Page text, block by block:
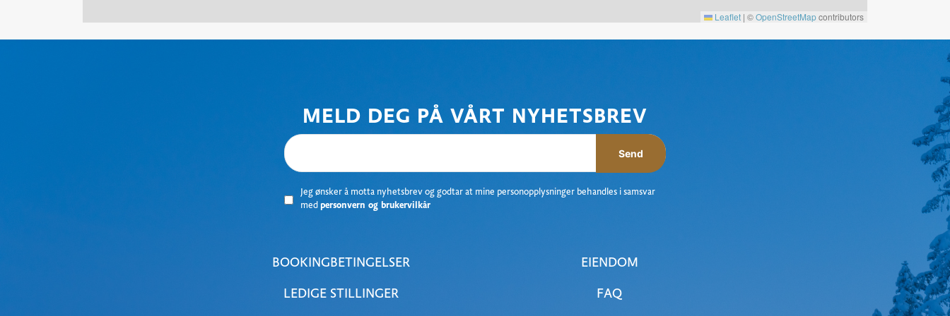
Leaflet | ©OpenStreetMapcontributors
MELD DEG PÅ VÅRT NYHETSBREV
Jeg ønsker å motta nyhetsbrev og godtar at mine personopplysninger behandles i samsvar
med personvern og brukervilkår
Send
BOOKINGBETINGELSER
LEDIGE STILLINGER
EIENDOM
FAQ